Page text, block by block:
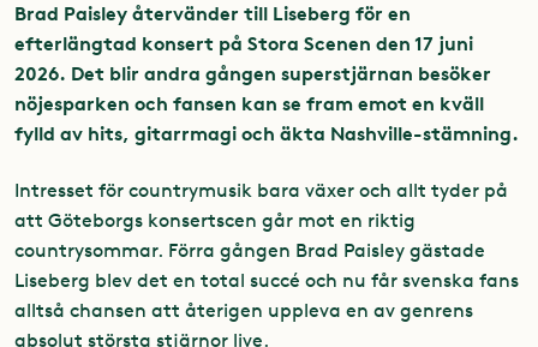
Brad Paisley återvänder till Liseberg för en
efterlängtad konsert på Stora Scenen den 17 juni
2026. Det blir andra gången superstjärnan besöker
nöjesparken och fansen kan se fram emot en kväll
fylld av hits, gitarrmagi och äkta Nashville-stämning.
Intresset för countrymusik bara växer och allt tyder på
att Göteborgs konsertscen går mot en riktig
countrysommar. Förra gången Brad Paisley gästade
Liseberg blev det en total succé och nu får svenska fans
alltså chansen att återigen uppleva en av genrens
absolut största stjärnor live.